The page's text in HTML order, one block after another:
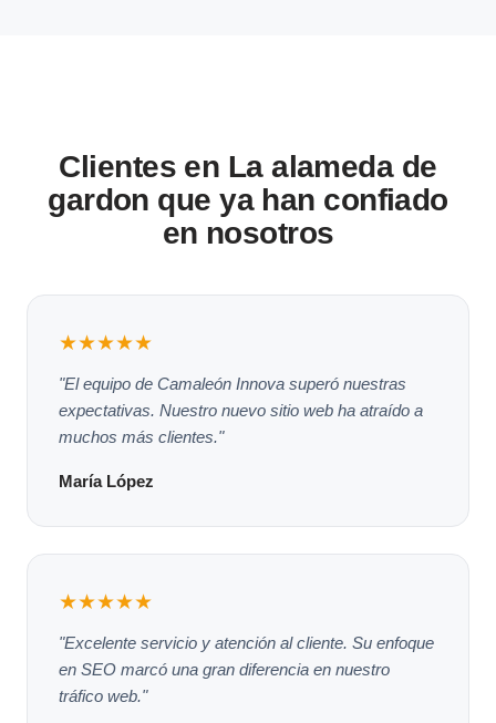
Clientes en La alameda de
gardon que ya han confiado
en nosotros
★★★★★
"El equipo de Camaleón Innova superó nuestras
expectativas. Nuestro nuevo sitio web ha atraído a
muchos más clientes."
María López
★★★★★
"Excelente servicio y atención al cliente. Su enfoque
en SEO marcó una gran diferencia en nuestro
tráfico web."